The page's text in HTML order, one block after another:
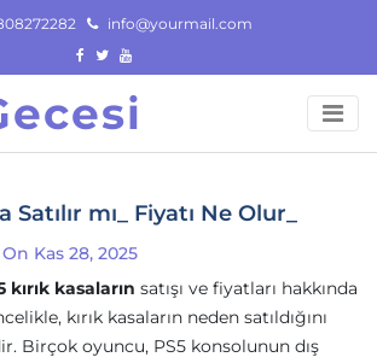
info@yourmail.com
Satılır mı_ Fiyatı Ne Olur_
On Kas 28, 2025
kırık kasaların satışı ve fiyatları hakkında
kırık kasaların neden satıldığını
Birçok oyuncu, PS5 konsolunun dış